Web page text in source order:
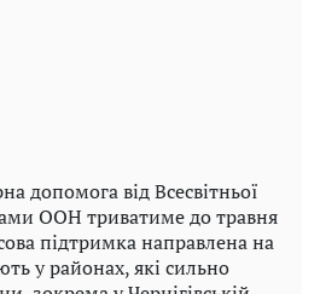
допомога від Всесвітньої
ООН триватиме до травня
підтримка направлена ​​на
у районах, які сильно